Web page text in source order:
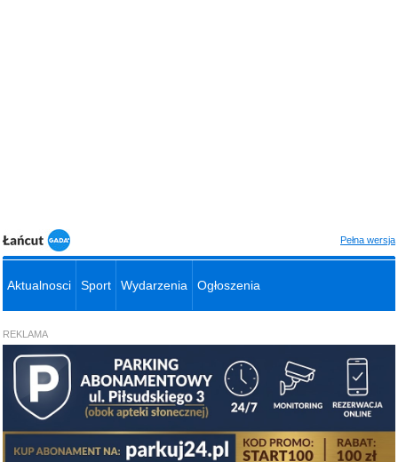
Pełna wersja
Aktualnosci Sport Wydarzenia Ogłoszenia
REKLAMA